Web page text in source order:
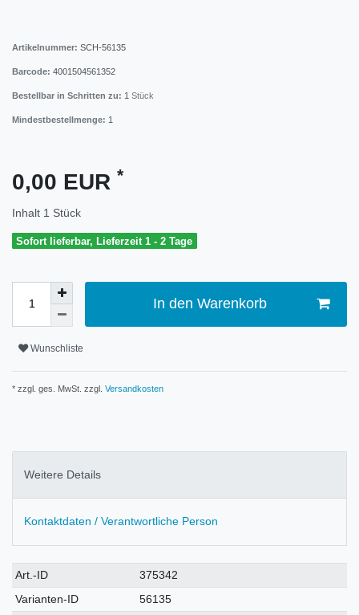
Artikelnummer: SCH-56135
Barcode: 4001504561352
Bestellbar in Schritten zu: 1 Stück
Mindestbestellmenge: 1
0,00 EUR *
Inhalt 1 Stück
Sofort lieferbar, Lieferzeit 1 - 2 Tage
In den Warenkorb
Wunschliste
* zzgl. ges. MwSt. zzgl. Versandkosten
Weitere Details
Kontaktdaten / Verantwortliche Person
Technisches
Merkmal
Wert
Art.-ID
375342
Varianten-ID
56135